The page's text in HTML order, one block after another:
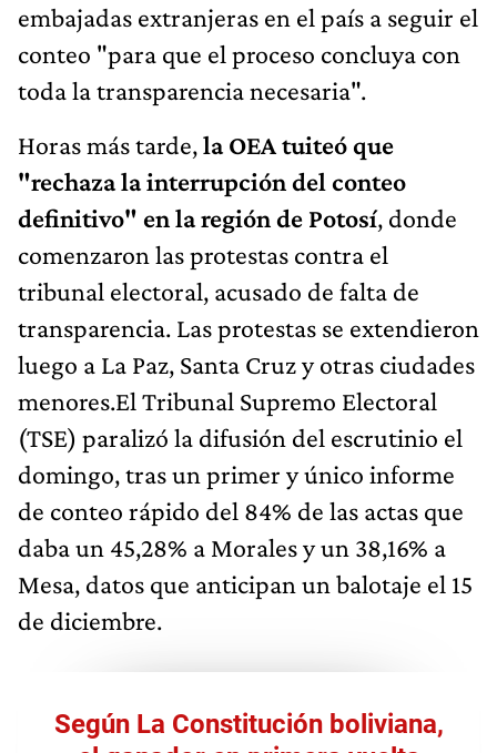
embajadas extranjeras en el país a seguir el
conteo "para que el proceso concluya con
toda la transparencia necesaria".
Horas más tarde,la OEA tuiteó que
"rechaza la interrupción del conteo
definitivo" en la región de Potosí, donde
comenzaron las protestas contra el
tribunal electoral, acusado de falta de
transparencia. Las protestas se extendieron
luego a La Paz, Santa Cruz y otras ciudades
menores.El Tribunal Supremo Electoral
(TSE) paralizó la difusión del escrutinio el
domingo, tras un primer y único informe
de conteo rápido del 84% de las actas que
daba un 45,28% a Morales y un 38,16% a
Mesa, datos que anticipan un balotaje el 15
de diciembre.
Según La Constitución boliviana,